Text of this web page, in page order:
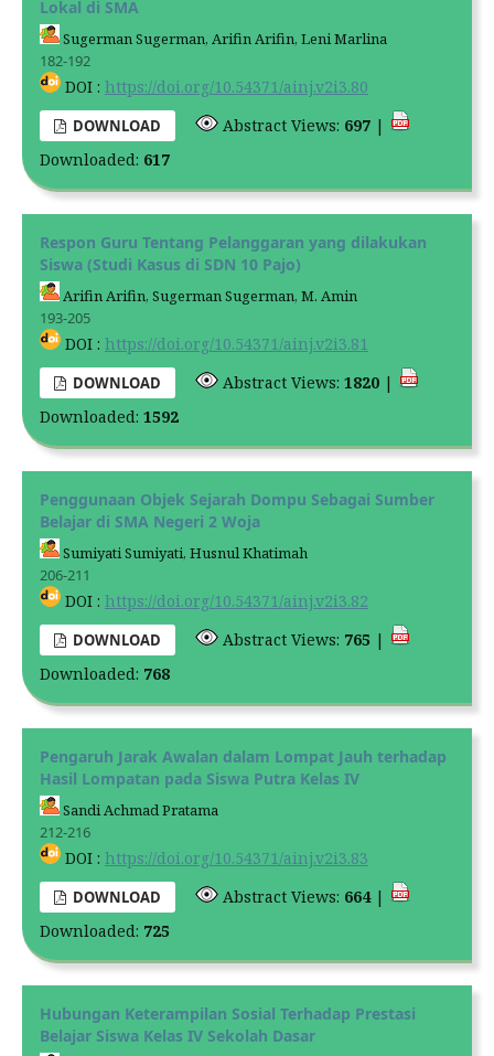
Lokal di SMA
Sugerman Sugerman, Arifin Arifin, Leni Marlina
182-192
DOI : https://doi.org/10.54371/ainj.v2i3.80
DOWNLOAD Abstract Views: 697 |
Downloaded: 617
Respon Guru Tentang Pelanggaran yang dilakukan
Siswa (Studi Kasus di SDN 10 Pajo)
Arifin Arifin, Sugerman Sugerman, M. Amin
193-205
DOI : https://doi.org/10.54371/ainj.v2i3.81
DOWNLOAD Abstract Views:1820 |
Downloaded: 1592
Penggunaan Objek Sejarah Dompu Sebagai Sumber
Belajar di SMA Negeri 2 Woja
Sumiyati Sumiyati, Husnul Khatimah
206-211
DOI : https://doi.org/10.54371/ainj.v2i3.82
DOWNLOAD Abstract Views: 765 |
Downloaded: 768
Pengaruh Jarak Awalan dalam Lompat Jauh terhadap
Hasil Lompatan pada Siswa Putra Kelas IV
Sandi Achmad Pratama
212-216
DOI : https://doi.org/10.54371/ainj.v2i3.83
DOWNLOAD Abstract Views: 664 |
Downloaded: 725
Hubungan Keterampilan Sosial Terhadap Prestasi
Belajar Siswa Kelas IV Sekolah Dasar